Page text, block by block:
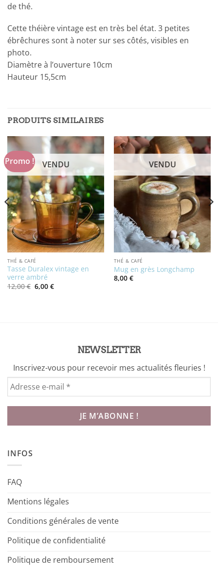
de thé.
Cette théière vintage est en très bel état. 3 petites
ébrêchures sont à noter sur ses côtés, visibles en
photo.
Diamètre à l’ouverture 10cm
Hauteur 15,5cm
PRODUITS SIMILAIRES
Promo ! VENDU
THÉ & CAFÉ
Tasse Duralex vintage en
verre ambré
12,00€ Le
prix
6,00 €Le
prix
VENDU
THÉ & CAFÉ
Mug en grès Longchamp
8,00 €
NEWSLETTER
Inscrivez-vous pour recevoir mes actualités fleuries !
INFOS
FAQ
Mentions légales
Conditions générales de vente
Politique de confidentialité
Politique de remboursement